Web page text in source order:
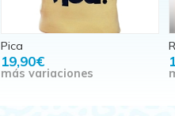
19,90€
más variaciones